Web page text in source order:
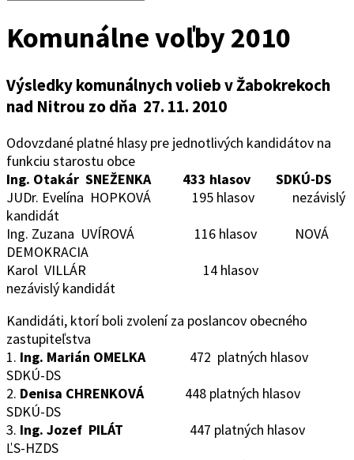
Komunálne voľby 2010
Výsledky komunálnych volieb v Žabokrekoch
nad Nitrou zo dňa 27. 11. 2010
Odovzdané platné hlasy pre jednotlivých kandidátov na
funkciu starostu obce
Ing. Otakár SNEŽENKA 433 hlasov SDKÚ-DS
JUDr. Evelína HOPKOVÁ 195 hlasov nezávislý
kandidát
Ing. Zuzana UVÍROVÁ 116 hlasov NOVÁ
DEMOKRACIA
Karol VILLÁR 14 hlasov
nezávislý kandidát
Kandidáti, ktorí boli zvolení za poslancov obecného
zastupiteľstva
1. Ing. Marián OMELKA
472 platných hlasov
SDKÚ-DS
2. Denisa CHRENKOVÁ
448 platných hlasov
SDKÚ-DS
3. Ing. Jozef PILÁT
447 platných hlasov
ĽS-HZDS